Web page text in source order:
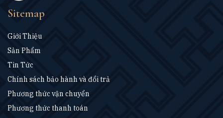
Sitemap
Giới Thiệu
Sản Phẩm
Tin Tức
Chính sách bảo hành và đổi trả
Phương thức vận chuyển
Phương thức thanh toán